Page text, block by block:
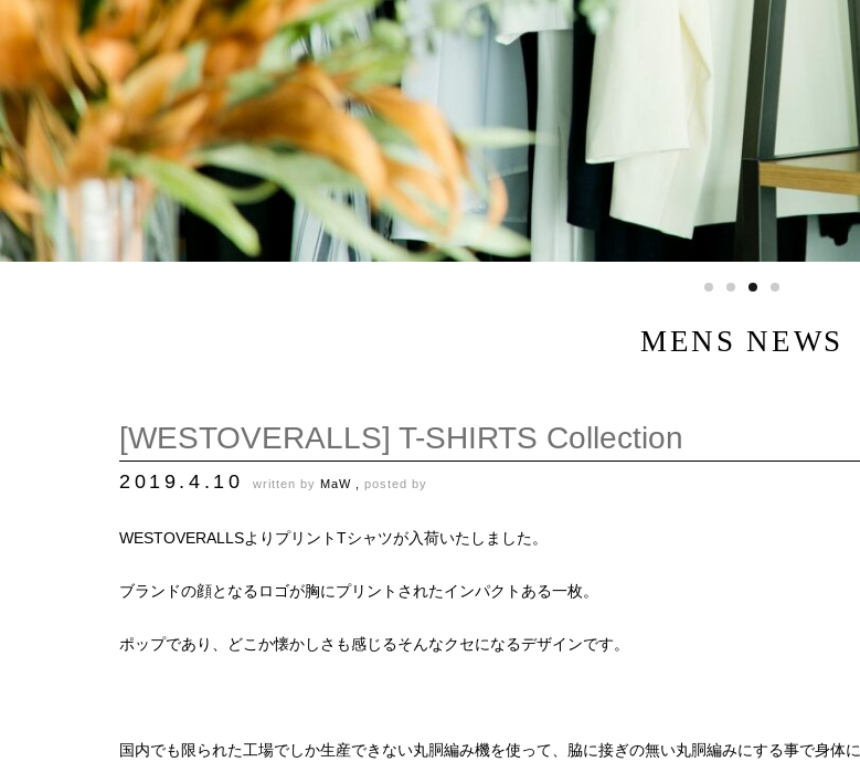
MENS NEWS
[WESTOVERALLS] T-SHIRTS Collection
2019.4.10 written by MaW , posted by
WESTOVERALLSよりプリントTシャツが入荷いたしました。
ブランドの顔となるロゴが胸にプリントされたインパクトある一枚。
ポップであり、どこか懐かしさも感じるそんなクセになるデザインです。
国内でも限られた工場でしか生産できない丸胴編み機を使って、脇に接ぎの無い丸胴編みにする事で身体に